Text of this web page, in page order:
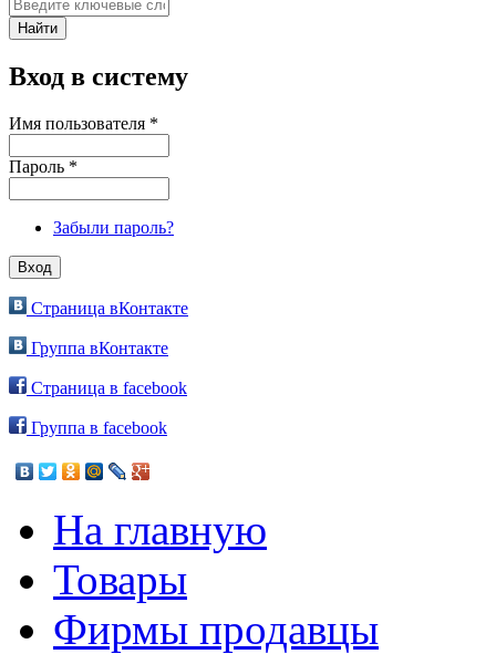
Вход в систему
Имя пользователя *
Пароль *
Забыли пароль?
Страница вКонтакте
Группа вКонтакте
Страница в facebook
Группа в facebook
На главную
Товары
Фирмы продавцы